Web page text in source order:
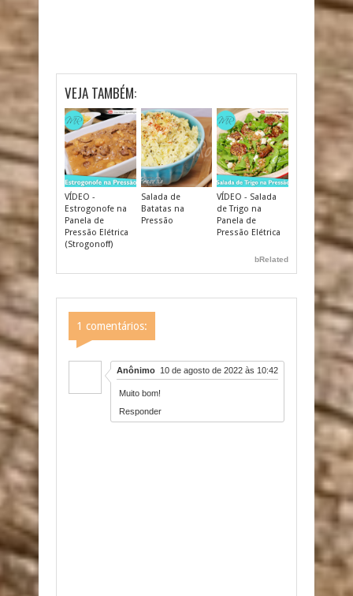
VEJA TAMBÉM:
VÍDEO -
Estrogonofe na
Panela de
Pressão Elétrica
(Strogonoff)
Salada de
Batatas na
Pressão
VÍDEO - Salada
de Trigo na
Panela de
Pressão Elétrica
bRelated
1 comentários:
Anônimo 10 de agosto de 2022 às 10:42
Muito bom!
Responder